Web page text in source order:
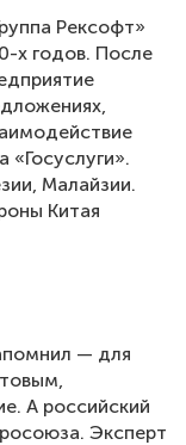
Рексофт»
х годов. После
«Госуслуги».
Малайзии.
Китая
— для
А российский
Эксперт